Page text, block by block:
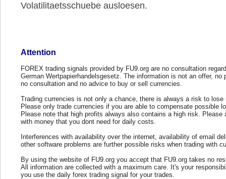
Volatilitaetsschuebe ausloesen.
Attention
FOREX trading signals provided by FU9.org are no consultation
German Wertpapierhandelsgesetz. The information is not an offer, no
no consultation and no advice to buy or sell currencies.
Trading currencies is not only a chance, there is always a risk to lose
Please only trade currencies if you are able to compensate possible
Please note that high profits always also contains a high risk. Please
with money that you dont need for daily costs.
Interferences with availability over the internet, availability of email
other software problems are further possible risks when trading with
By using the website of FU9.org you accept that FU9.org takes no
All information are collected with a maximum care. It's your
you use the daily forex trading signal for your trades.